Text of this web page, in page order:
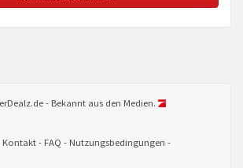
- Bekannt aus den Medien.
Kontakt FAQ Nutzungsbedingungen